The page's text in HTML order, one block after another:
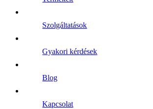
Szolgáltatások
Gyakori kérdések
Blog
Kapcsolat